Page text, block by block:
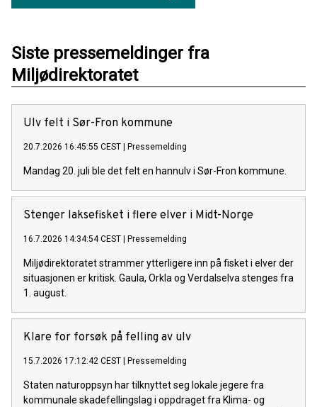
Siste pressemeldinger fra
Miljødirektoratet
Ulv felt i Sør-Fron kommune
20.7.2026 16:45:55 CEST Pressemelding
Mandag 20. juli ble det felt en hannulv i Sør-Fron kommune.
Stenger laksefisket i flere elver i Midt-Norge
16.7.2026 14:34:54 CEST Pressemelding
Miljødirektoratet strammer ytterligere inn på fisket i elver der
situasjonen er kritisk. Gaula, Orkla og Verdalselva stenges fra
1. august.
Klare for forsøk på felling av ulv
15.7.2026 17:12:42 CEST Pressemelding
Staten naturoppsyn har tilknyttet seg lokale jegere fra
kommunale skadefellingslag i oppdraget fra Klima- og